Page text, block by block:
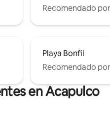
Recomendado
Playa Bonfil
Recomendado
en Acapulco